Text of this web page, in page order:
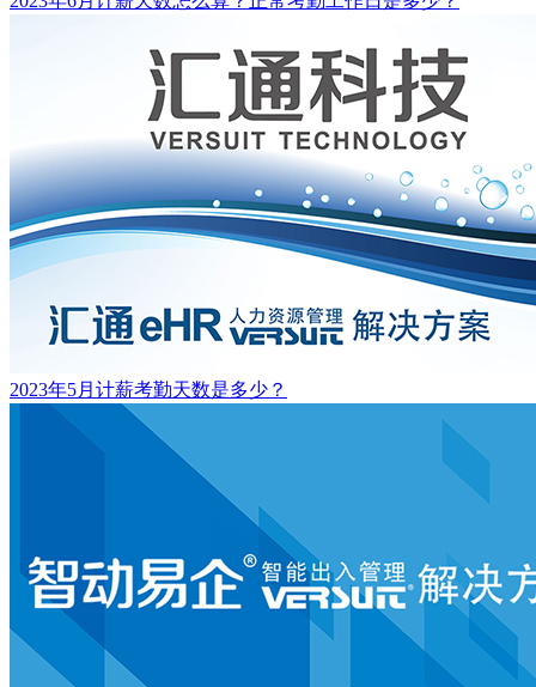
2023年5月计薪考勤天数是多少？